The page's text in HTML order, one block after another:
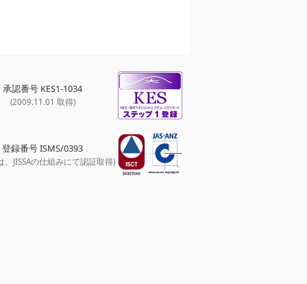
承認番号 KES1-1034
(2009.11.01 取得)
登録番号 ISMS/0393
、JISSAの仕組みにて認証取得)